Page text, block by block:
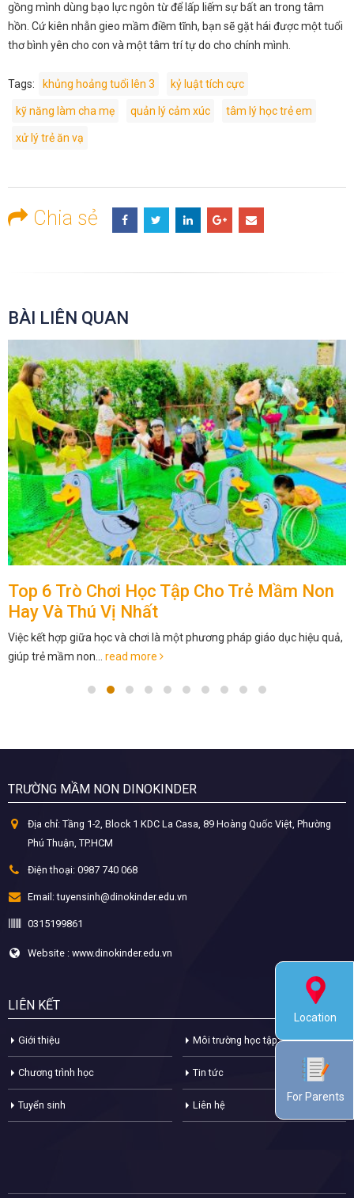
gồng mình dùng bạo lực ngôn từ để lấp liếm sự bất an trong tâm
hồn. Cứ kiên nhẫn gieo mầm điềm tĩnh, bạn sẽ gặt hái được một tuổi
thơ bình yên cho con và một tâm trí tự do cho chính mình.
Tags: khủng hoảng tuổi lên 3 kỷ luật tích cực
kỹ năng làm cha mẹ quản lý cảm xúc tâm lý học trẻ em
xử lý trẻ ăn vạ
Chia sẻ
BÀI LIÊN QUAN
Top 6 Trò Chơi Học Tập Cho Trẻ Mầm Non
Hay Và Thú Vị Nhất
Việc kết hợp giữa học và chơi là một phương pháp giáo dục hiệu quả,
giúp trẻ mầm non... read more
TRƯỜNG MẦM NON DINOKINDER
Địa chỉ: Tầng 1-2, Block 1 KDC La Casa, 89 Hoàng Quốc Việt, Phường
Phú Thuận, TP.HCM
Điện thoại: 0987 740 068
Email: tuyensinh@dinokinder.edu.vn
0315199861
Website : www.dinokinder.edu.vn
LIÊN KẾT
Giới thiệu
Chương trình học
Tuyển sinh
Môi trường học tập
Tin tức
Liên hệ
Location
For Parents